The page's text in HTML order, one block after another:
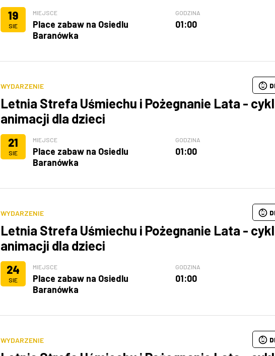
19
SIE
MIEJSCE
Place zabaw na Osiedlu
Baranówka
GODZINA
01:00
WYDARZENIE
Letnia Strefa Uśmiechu i Pożegnanie Lata - cykl
animacji dla dzieci
21
SIE
MIEJSCE
Place zabaw na Osiedlu
Baranówka
GODZINA
01:00
WYDARZENIE
Letnia Strefa Uśmiechu i Pożegnanie Lata - cykl
animacji dla dzieci
24
SIE
MIEJSCE
Place zabaw na Osiedlu
Baranówka
GODZINA
01:00
WYDARZENIE